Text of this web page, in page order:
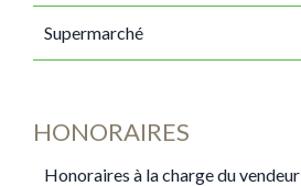
Supermarché
HONORAIRES
Honoraires à la charge du vendeur